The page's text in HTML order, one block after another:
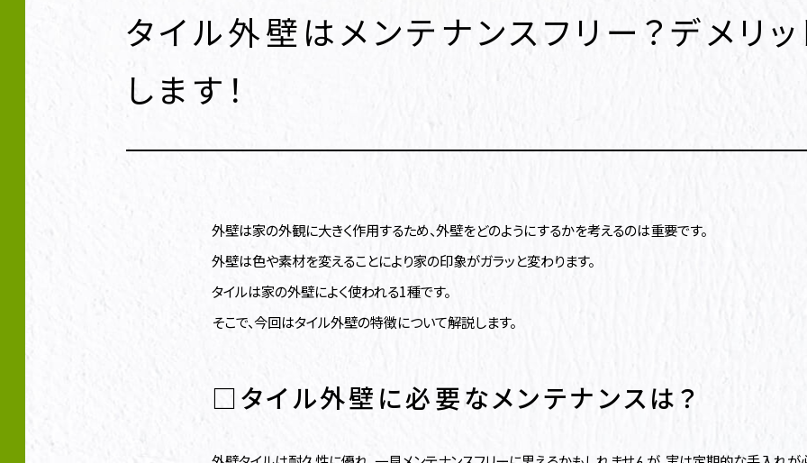
タイル外壁はメンテナンスフリー？デメリ
します！
外壁は家の外観に大きく作用するため、外壁をどのようにするかを考えるのは重要です。
外壁は色や素材を変えることにより家の印象がガラッと変わります。
タイルは家の外壁によく使われる1種です。
そこで、今回はタイル外壁の特徴について解説します。
□タイル外壁に必要なメンテナンスは？